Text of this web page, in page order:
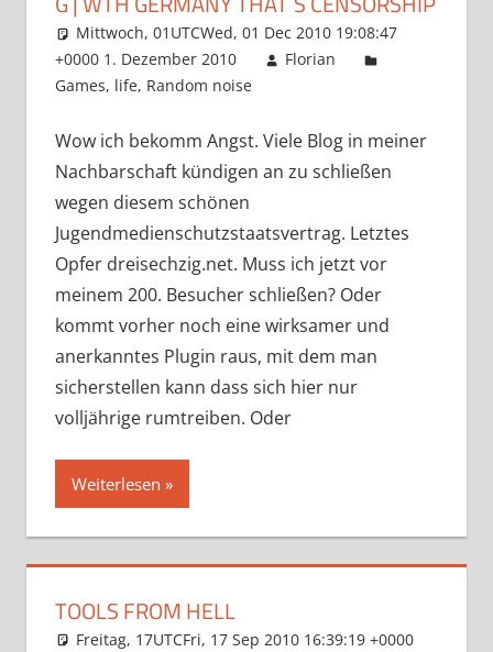
Mittwoch, 01UTCWed, 01 Dec 2010 19:08:47
+0000 1. Dezember 2010
Florian
Games, life, Random noise
Wow ich bekomm Angst. Viele Blog in meiner
Nachbarschaft kündigen an zu schließen
wegen diesem schönen
Jugendmedienschutzstaatsvertrag. Letztes
Opfer dreisechzig.net. Muss ich jetzt vor
meinem 200. Besucher schließen? Oder
kommt vorher noch eine wirksamer und
anerkanntes Plugin raus, mit dem man
sicherstellen kann dass sich hier nur
volljährige rumtreiben. Oder
Weiterlesen
TOOLS FROM HELL
Freitag, 17UTCFri, 17 Sep 2010 16:39:19 +0000